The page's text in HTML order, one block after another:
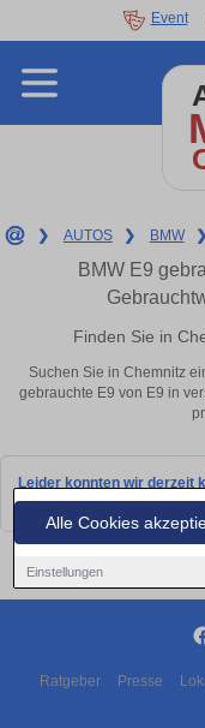
Alle Cookies
Einstellungen
Event
❯ AUTOS ❯ BMW ❯
BMW E9
Finden Sie in
Suchen Sie in Chemnitz
gebrauchte E9 von E9 in
Leider konnten wir derzeit
bald wieder vorbei!
Ratgeber Presse